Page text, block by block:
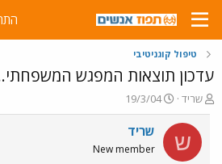
טיפול קוגניטיבי
עדכון תוצאות המפגש
פ
ו
ת
ח
ה
שריד
פ
ו
19/3/04
ש שריד
New member